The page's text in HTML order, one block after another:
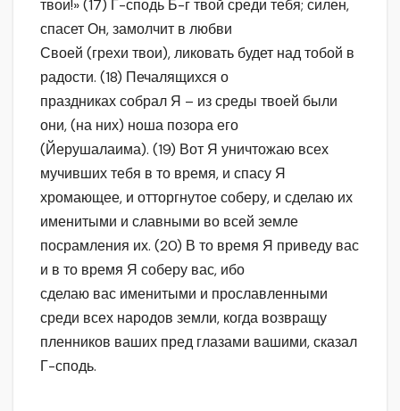
твои!» (17) Г-сподь Б-г твой среди тебя; силен,
спасет Он, замолчит в любви
Своей (грехи твои), ликовать будет над тобой в
радости. (18) Печалящихся о
праздниках собрал Я – из среды твоей были
они, (на них) ноша позора его
(Йерушалаима). (19) Вот Я уничтожаю всех
мучивших тебя в то время, и спасу Я
хромающее, и отторгнутое соберу, и сделаю их
именитыми и славными во всей земле
посрамления их. (20) В то время Я приведу вас
и в то время Я соберу вас, ибо
сделаю вас именитыми и прославленными
среди всех народов земли, когда возвращу
пленников ваших пред глазами вашими, сказал
Г-сподь.